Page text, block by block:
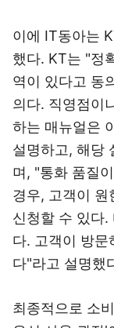
이에 IT동아는
했다. KT는 "정
역이 있다고 동
의다. 직영점이
하는 매뉴얼은
설명하고, 해당
며, "통화 품질
경우, 고객이 원
신청할 수 있다.
다. 고객이 방문
다"라고 설명했
최종적으로 소